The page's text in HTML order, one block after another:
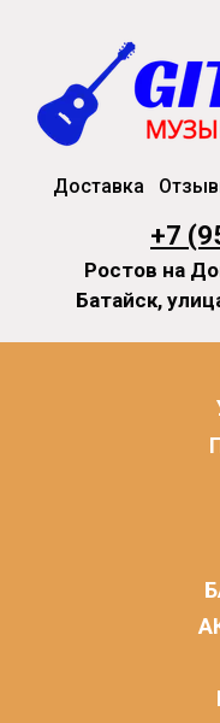
Доставка
+7
Ростов на
Батайск,